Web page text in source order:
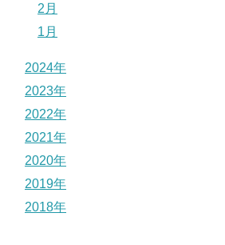
2月
1月
2024年
2023年
2022年
2021年
2020年
2019年
2018年